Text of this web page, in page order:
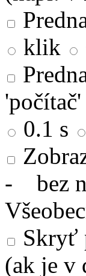
klik
'počítač'
0.1 s
- bez
Skryť
(ak je v